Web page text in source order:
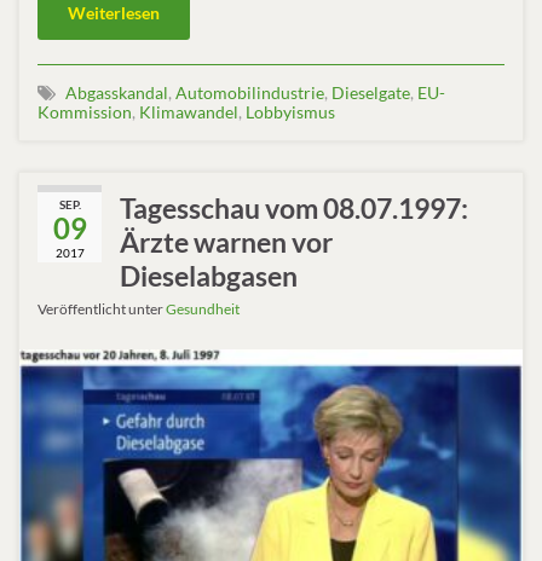
Weiterlesen
Abgasskandal, Automobilindustrie, Dieselgate, EU-
Kommission, Klimawandel, Lobbyismus
SEP.
09
2017
Tagesschau vom 08.07.1997:
Ärzte warnen vor
Dieselabgasen
Veröffentlicht unterGesundheit